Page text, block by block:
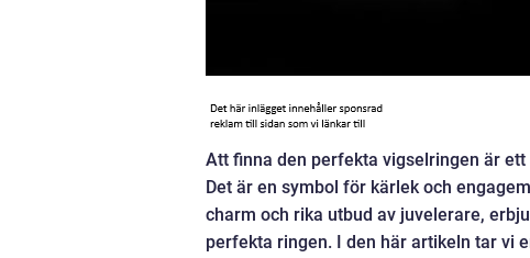
Att finna den perfekta vigselringen är
Det är en symbol för kärlek och
charm och rika utbud av juvelerare,
perfekta ringen. I den här artikeln tar vi